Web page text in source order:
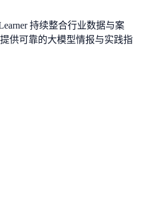
持续整合行业数据与案
供可靠的大模型情报与实践指